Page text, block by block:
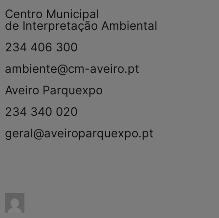
Centro Municipal
de Interpretação Ambiental
234 406 300
ambiente@cm-aveiro.pt
Aveiro Parquexpo
234 340 020
geral@aveiroparquexpo.pt